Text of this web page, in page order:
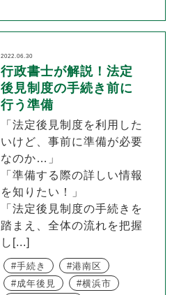
2022.06.30
行政書士が解説！法定
後見制度の手続き前に
行う準備
「法定後見制度を利用した
いけど、事前に準備が必要
なのか…」
「準備する際の詳しい情報
を知りたい！」
「法定後見制度の手続きを
踏まえ、全体の流れを把握
し[...]
手続き
港南区
成年後見
横浜市